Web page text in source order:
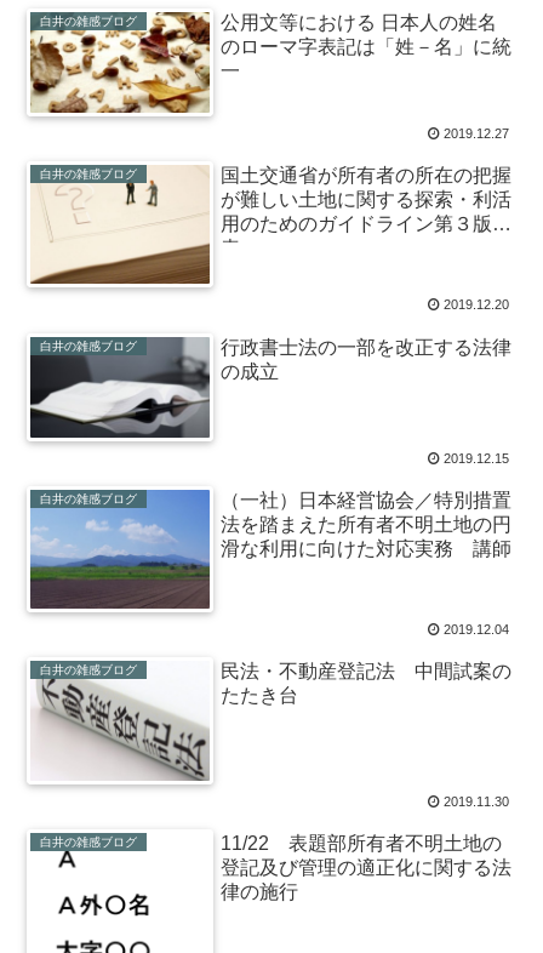
白井の雑感ブログ
公用文等における 日本人の姓名
のローマ字表記は「姓－名」に統
一
2019.12.27
白井の雑感ブログ
国土交通省が所有者の所在の把握
が難しい土地に関する探索・利活
用のためのガイドライン第３版公
表
2019.12.20
白井の雑感ブログ
行政書士法の一部を改正する法律
の成立
2019.12.15
白井の雑感ブログ
（一社）日本経営協会／特別措置
法を踏まえた所有者不明土地の円
滑な利用に向けた対応実務 講師
2019.12.04
白井の雑感ブログ
民法・不動産登記法 中間試案の
たたき台
2019.11.30
白井の雑感ブログ
11/22 表題部所有者不明土地の
登記及び管理の適正化に関する法
律の施行